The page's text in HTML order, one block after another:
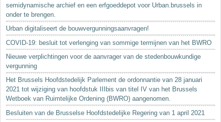
semidynamische archief en een erfgoeddepot voor Urban.brussels in
onder te brengen.
Urban digitaliseert de bouwvergunningsaanvragen!
COVID-19: besluit tot verlenging van sommige termijnen van het BWRO
Nieuwe verplichtingen voor de aanvrager van de stedenbouwkundige
vergunning
Het Brussels Hoofdstedelijk Parlement de ordonnantie van 28 januari
2021 tot wijziging van hoofdstuk IIIbis van titel IV van het Brussels
Wetboek van Ruimtelijke Ordening (BWRO) aangenomen.
Besluiten van de Brusselse Hoofdstedelijke Regering van 1 april 2021